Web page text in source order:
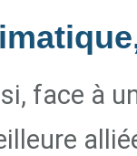
face à